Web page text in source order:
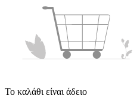
Το καλάθι είναι άδειο